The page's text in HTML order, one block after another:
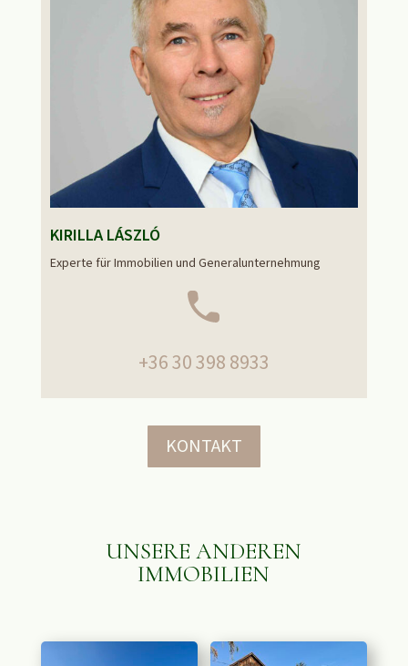
KIRILLA LÁSZLÓ
Experte für Immobilien und Generalunternehmung
+36 30 398 8933
KONTAKT
UNSERE ANDEREN
IMMOBILIEN